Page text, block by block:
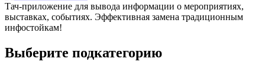
Тач-приложение для вывода информации о мероприятиях,
выставках, событиях. Эффективная замена традиционным
инфостойкам!
Выберите подкатегорию